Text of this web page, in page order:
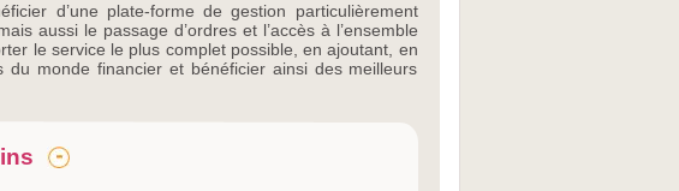
d’une plate-forme de gestion particulièrement
aussi le passage d’ordres et l’accès à l’ensemble
le service le plus complet possible, en ajoutant, en
du monde financier et bénéficier ainsi des meilleurs